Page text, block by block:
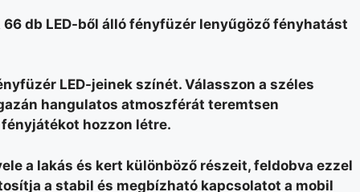
db LED-ből álló fényfüzér lenyűgöző fényhatást
LED-jeinek színét. Válasszon a széles
hangulatos atmoszférát teremtsen
hozzon létre.
a lakás és kert különböző részeit, feldobva ezzel
a stabil és megbízható kapcsolatot a mobil